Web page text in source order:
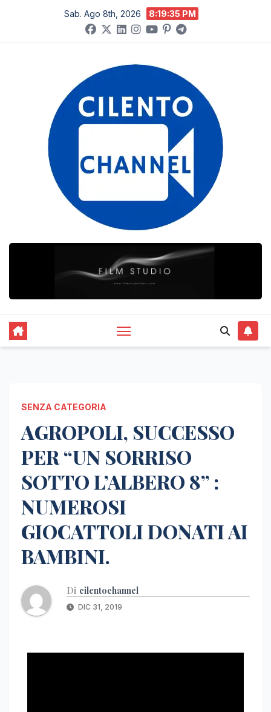
contenuto
Sab. Ago 8th, 2026 8:19:36 PM
SENZA CATEGORIA
AGROPOLI, SUCCESSO
PER “UN SORRISO
SOTTO L’ALBERO 8” :
NUMEROSI
GIOCATTOLI DONATI AI
BAMBINI.
Di cilentochannel
DIC 31, 2019